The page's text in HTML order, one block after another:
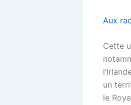
Aux
Cette
un
le